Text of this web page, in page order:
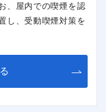
、屋内での喫煙を認
し、受動喫煙対策を